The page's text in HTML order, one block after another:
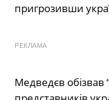
пригрозивши
РЕКЛАМА
Медведєв